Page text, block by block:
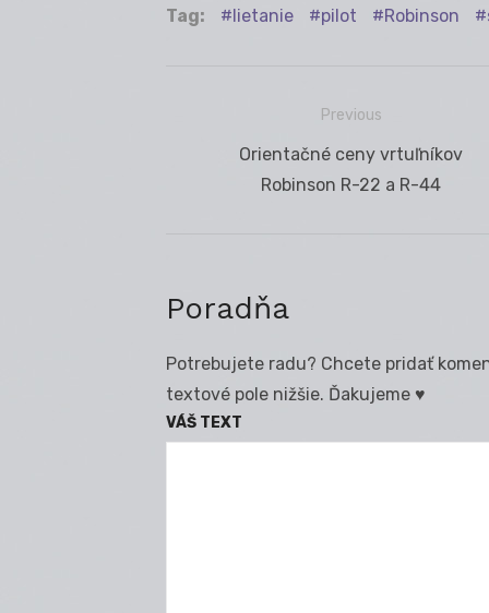
Tag: lietanie pilot Robinson
Navigácia
Previous
Previous
Orientačné ceny vrtuľníkov
Robinson R-22 a R-44
Poradňa
Potrebujete radu? Chcete pridať
textové pole nižšie. Ďakujeme ♥
VÁŠ TEXT